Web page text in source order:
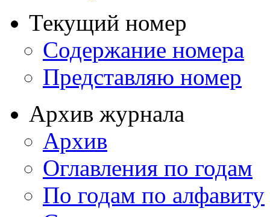
Текущий номер
Содержание номера
Представляю номер
Архив журнала
Архив
Оглавления по годам
По годам по алфавиту